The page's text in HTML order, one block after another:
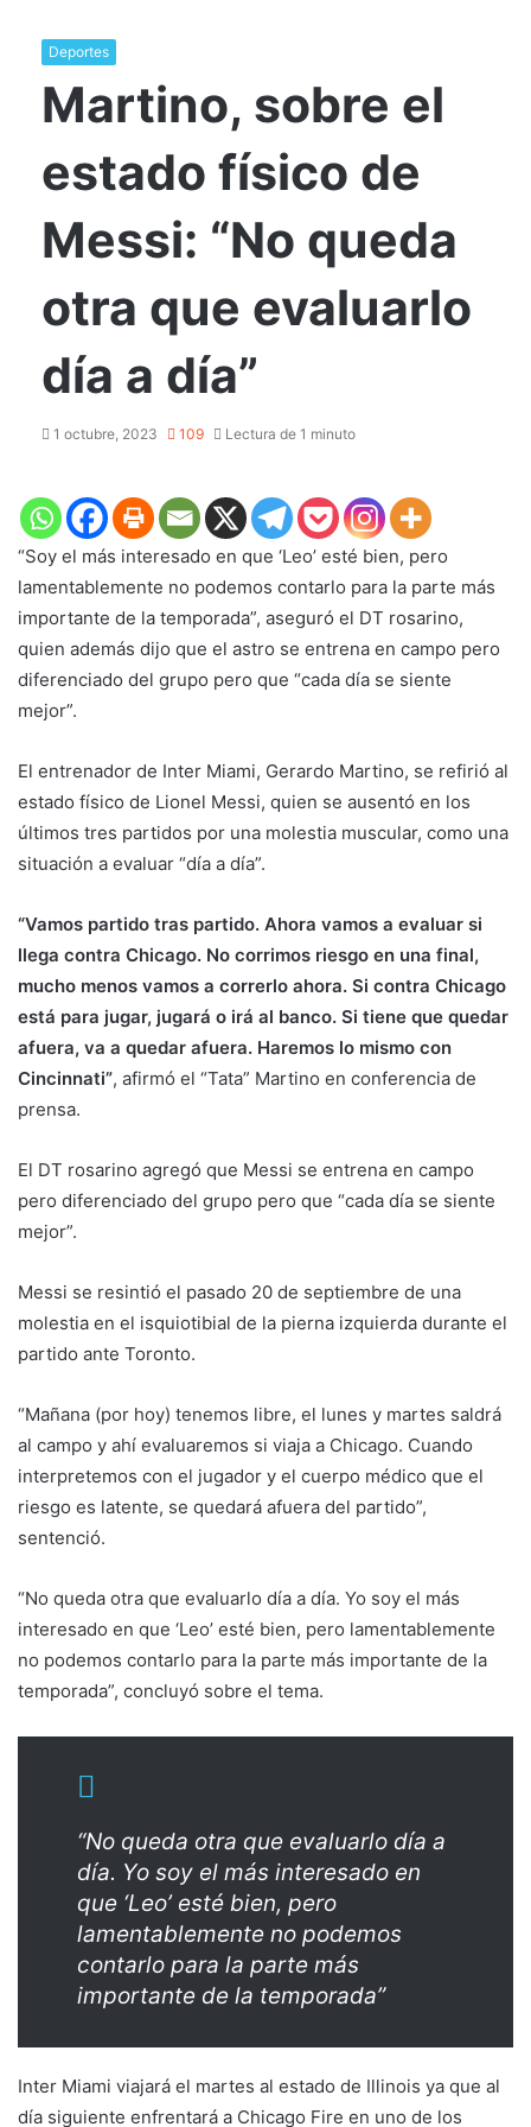
Deportes
Martino, sobre el
estado físico de
Messi: “No queda
otra que evaluarlo
día a día”
1 octubre, 2023 109 Lectura de 1 minuto
“Soy el más interesado en que ‘Leo’ esté bien, pero
lamentablemente no podemos contarlo para la parte más
importante de la temporada”, aseguró el DT rosarino,
quien además dijo que el astro se entrena en campo pero
diferenciado del grupo pero que “cada día se siente
mejor”.
El entrenador de Inter Miami, Gerardo Martino, se refirió al
estado físico de Lionel Messi, quien se ausentó en los
últimos tres partidos por una molestia muscular, como una
situación a evaluar “día a día”.
“Vamos partido tras partido. Ahora vamos a evaluar si
llega contra Chicago. No corrimos riesgo en una final,
mucho menos vamos a correrlo ahora. Si contra Chicago
está para jugar, jugará o irá al banco. Si tiene que quedar
afuera, va a quedar afuera. Haremos lo mismo con
Cincinnati”, afirmó el “Tata” Martino en conferencia de
prensa.
El DT rosarino agregó que Messi se entrena en campo
pero diferenciado del grupo pero que “cada día se siente
mejor”.
Messi se resintió el pasado 20 de septiembre de una
molestia en el isquiotibial de la pierna izquierda durante el
partido ante Toronto.
“Mañana (por hoy) tenemos libre, el lunes y martes saldrá
al campo y ahí evaluaremos si viaja a Chicago. Cuando
interpretemos con el jugador y el cuerpo médico que el
riesgo es latente, se quedará afuera del partido”,
sentenció.
“No queda otra que evaluarlo día a día. Yo soy el más
interesado en que ‘Leo’ esté bien, pero lamentablemente
no podemos contarlo para la parte más importante de la
temporada”, concluyó sobre el tema.
“No queda otra que evaluarlo día a
día. Yo soy el más interesado en
que ‘Leo’ esté bien, pero
lamentablemente no podemos
contarlo para la parte más
importante de la temporada”
Inter Miami viajará el martes al estado de Illinois ya que al
día siguiente enfrentará a Chicago Fire en uno de los